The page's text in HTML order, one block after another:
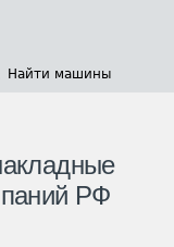
Найти машины
РФ